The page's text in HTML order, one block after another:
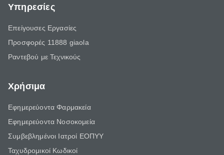
Υπηρεσίες
Επείγουσες Εργασίες
Προσφορές 11888 giaola
Ραντεβού με Τεχνικούς
Χρήσιμα
Εφημερεύοντα Φαρμακεία
Εφημερεύοντα Νοσοκομεία
Συμβεβλημένοι Ιατροί ΕΟΠΥΥ
Ταχυδρομικοί Κωδικοί